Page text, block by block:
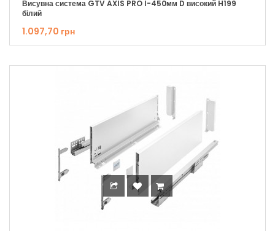
Висувна система GTV AXIS PRO I-450мм D високий H199
білий
1.097,70 грн